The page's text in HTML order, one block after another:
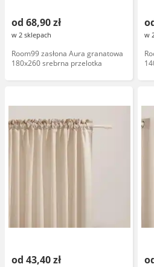
od 68,90 zł
w 2 sklepach
Room99 zasłona Aura granatowa
180x260 srebrna przelotka
w
od 43,40 zł